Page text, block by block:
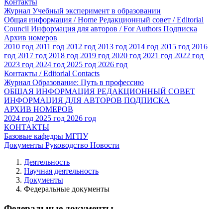
Журнал Учебный эксперимент в образовании
Общая информация / Home Редакционный совет / Editorial
Council Информация для авторов / For Authors Подписка
Архив номеров
2010 год 2011 год 2012 год 2013 год 2014 год 2015 год 2016
год 2017 год 2018 год 2019 год 2020 год 2021 год 2022 год
2023 год 2024 год 2025 год 2026 год
Контакты / Editorial Contacts
Журнал Образование: Путь в профессию
ОБЩАЯ ИНФОРМАЦИЯ РЕДАКЦИОННЫЙ СОВЕТ
ИНФОРМАЦИЯ ДЛЯ АВТОРОВ ПОДПИСКА
АРХИВ НОМЕРОВ
2024 год 2025 год 2026 год
КОНТАКТЫ
Базовые кафедры МГПУ
Документы Руководство Новости
Деятельность
Научная деятельность
Документы
Федеральные документы